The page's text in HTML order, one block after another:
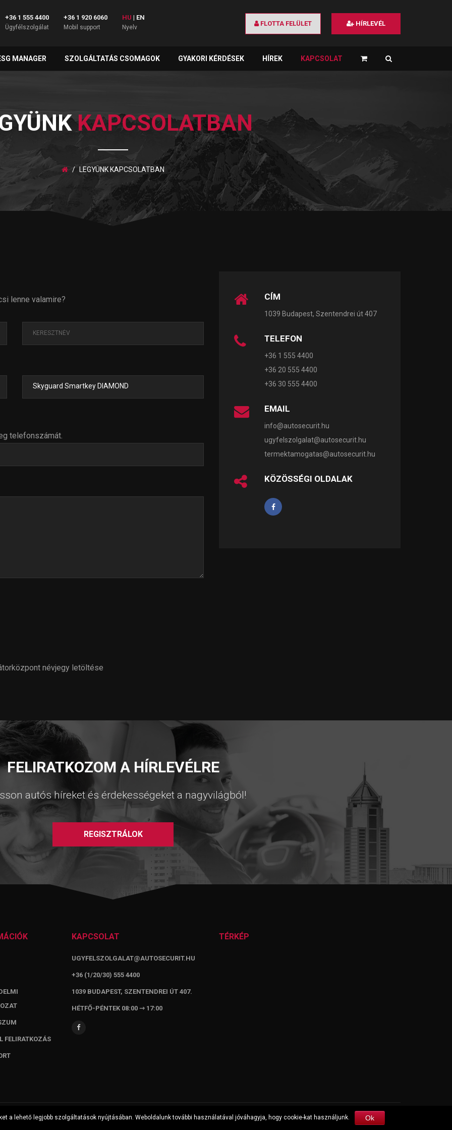
+36 1 555 4400
Ügyfélszolgálat
+36 1 920 6060
Mobil support
HU | EN
Nyelv FLOTTA FELÜLET HÍRLEVÉL
MANAGER SZOLGÁLTATÁS CSOMAGOK GYAKORI KÉRDÉSEK HÍREK KAPCSOLAT
KAPCSOLATBAN
LEGYÜNK KAPCSOLATBAN
lenne valamire?
telefonszámát.
névjegy letöltése
CÍM
1039 Budapest, Szentendrei út 407
TELEFON
+36 1 555 4400
+36 20 555 4400
+36 30 555 4400
EMAIL
info@autosecurit.hu
ugyfelszolgalat@autosecurit.hu
termektamogatas@autosecurit.hu
KÖZÖSSÉGI OLDALAK
FELIRATKOZOM A HÍRLEVÉLRE
autós híreket és érdekességeket a nagyvilágból!
REGISZTRÁLOK
FELIRATKOZÁS
KAPCSOLAT
UGYFELSZOLGALAT@AUTOSECURIT.HU
+36 (1/20/30) 555 4400
1039 BUDAPEST, SZENTENDREI ÚT 407.
HÉTFŐ-PÉNTEK 08:00 ⇾ 17:00
TÉRKÉP
Copyright © 2000-2022 Auto Securit Zrt. All Rights Reserved
a lehető legjobb szolgáltatások nyújtásában. Weboldalunk további használatával jóváhagyja, hogy cookie-kat használjunk. Ok